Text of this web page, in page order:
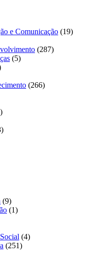
e Comunicação (19)
(287)
(5)
(266)
(9)
(1)
(4)
(251)